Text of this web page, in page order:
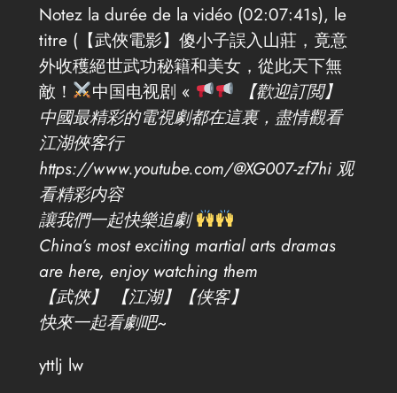
Notez la durée de la vidéo (02:07:41s), le
titre (【武俠電影】傻小子誤入山莊，竟意
外收穫絕世武功秘籍和美女，從此天下無
敵！
中国电视剧 «
【歡迎訂閲】
中國最精彩的電視劇都在這裏，盡情觀看
江湖俠客行
https://www.youtube.com/@XG007-zf7hi 观
看精彩内容
讓我們一起快樂追劇
China’s most exciting martial arts dramas
are here, enjoy watching them
【武俠】 【江湖】【侠客】
快來一起看劇吧~
yttlj lw